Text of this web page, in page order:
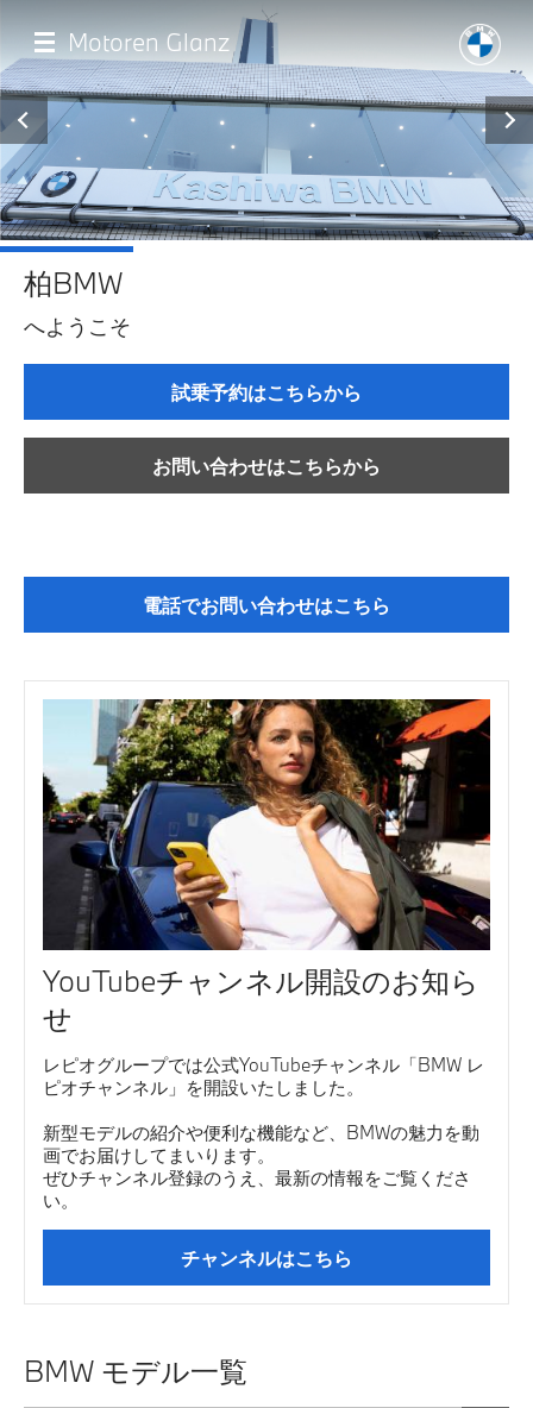
ン
コ
ン
テ
ン
ツ
に
移
動
最新情報
店舗一覧
モデル一覧
試乗・見積相談
認定中古車
Motoren Glanz
柏BMW
へようこそ
試乗予約はこちらから
お問い合わせはこちらから
電話でお問い合わせはこちら
YouTubeチャンネル開設のお知ら
せ
レピオグループでは公式YouTubeチャンネル「BMW レ
ピオチャンネル」を開設いたしました。
新型モデルの紹介や便利な機能など、BMWの魅力を動
画でお届けしてまいります。
ぜひチャンネル登録のうえ、最新の情報をご覧くださ
い。
チャンネルはこちら
BMW モデル一覧